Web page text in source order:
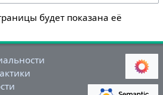
будет показана её